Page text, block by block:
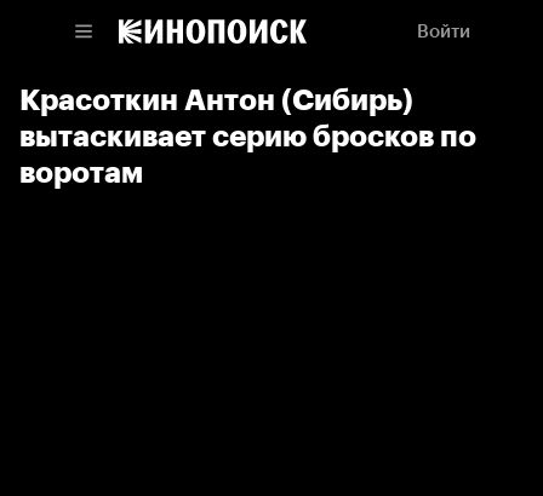
Войти
Красоткин Антон (Сибирь)
вытаскивает серию бросков по
воротам